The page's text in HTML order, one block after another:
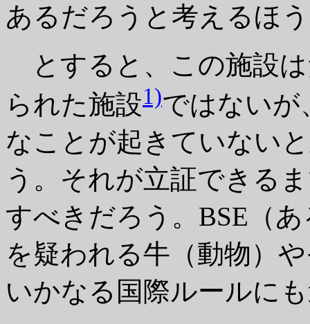
あるだろうと考えるほ
とすると、この施設
られた施設1)ではないが
なことが起きていない
う。それが立証できる
すべきだろう。BSE（
を疑われる牛（動物）
いかなる国際ルールに